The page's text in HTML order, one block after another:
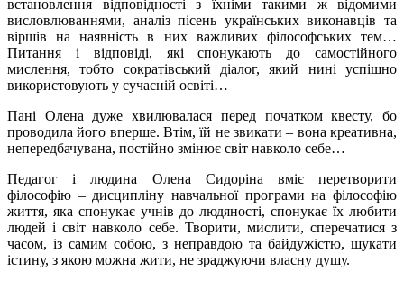
встановлення відповідності з їхніми такими ж відомими
висловлюваннями, аналіз пісень українських виконавців та
віршів на наявність в них важливих філософських тем…
Питання і відповіді, які спонукають до самостійного
мислення, тобто сократівський діалог, який нині успішно
використовують у сучасній освіті…
Пані Олена дуже хвилювалася перед початком квесту, бо
проводила його вперше. Втім, їй не звикати – вона креативна,
непередбачувана, постійно змінює світ навколо себе…
Педагог і людина Олена Сидоріна вміє перетворити
філософію – дисципліну навчальної програми на філософію
життя, яка спонукає учнів до людяності, спонукає їх любити
людей і світ навколо себе. Творити, мислити, сперечатися з
часом, із самим собою, з неправдою та байдужістю, шукати
істину, з якою можна жити, не зраджуючи власну душу.